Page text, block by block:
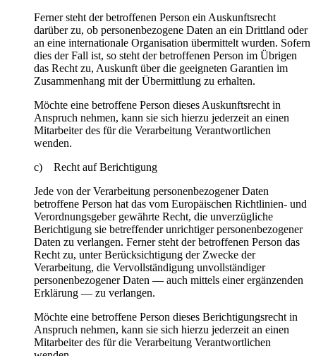
Ferner steht der betroffenen Person ein Auskunftsrecht
darüber zu, ob personenbezogene Daten an ein Drittland oder
an eine internationale Organisation übermittelt wurden. Sofern
dies der Fall ist, so steht der betroffenen Person im Übrigen
das Recht zu, Auskunft über die geeigneten Garantien im
Zusammenhang mit der Übermittlung zu erhalten.
Möchte eine betroffene Person dieses Auskunftsrecht in
Anspruch nehmen, kann sie sich hierzu jederzeit an einen
Mitarbeiter des für die Verarbeitung Verantwortlichen
wenden.
c) Recht auf Berichtigung
Jede von der Verarbeitung personenbezogener Daten
betroffene Person hat das vom Europäischen Richtlinien- und
Verordnungsgeber gewährte Recht, die unverzügliche
Berichtigung sie betreffender unrichtiger personenbezogener
Daten zu verlangen. Ferner steht der betroffenen Person das
Recht zu, unter Berücksichtigung der Zwecke der
Verarbeitung, die Vervollständigung unvollständiger
personenbezogener Daten — auch mittels einer ergänzenden
Erklärung — zu verlangen.
Möchte eine betroffene Person dieses Berichtigungsrecht in
Anspruch nehmen, kann sie sich hierzu jederzeit an einen
Mitarbeiter des für die Verarbeitung Verantwortlichen